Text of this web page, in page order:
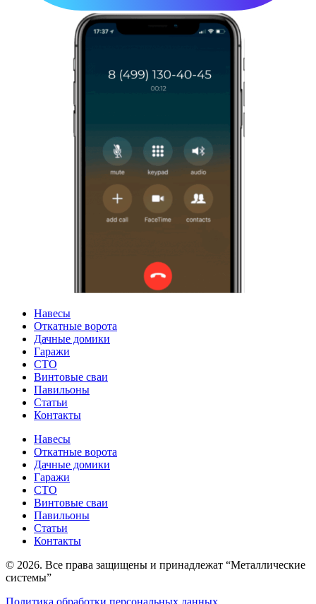
Навесы
Откатные ворота
Дачные домики
Гаражи
СТО
Винтовые сваи
Павильоны
Статьи
Контакты
Навесы
Откатные ворота
Дачные домики
Гаражи
СТО
Винтовые сваи
Павильоны
Статьи
Контакты
© 2026. Все права защищены и принадлежат “Металлические
системы”
Политика обработки персональных данных